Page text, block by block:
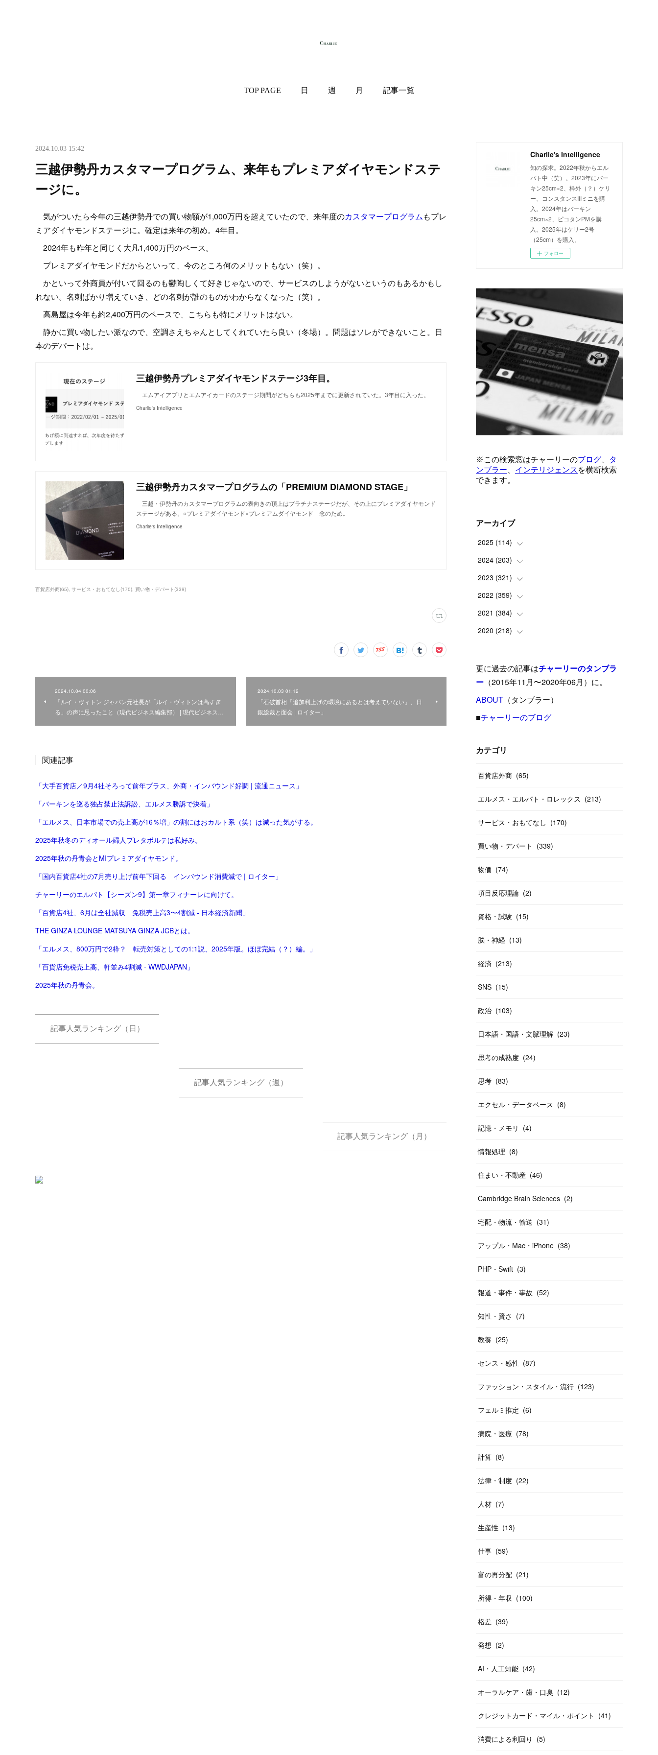
TOP PAGE 日 週 月 記事一覧
2024.10.03 15:42
三越伊勢丹カスタマープログラム、来年もプレミアダイヤモンドステ
ージに。
気がついたら今年の三越伊勢丹での買い物額が1,000万円を超えていたので、来年度のカスタマープログラムもプレ
ミアダイヤモンドステージに。確定は来年の初め。4年目。
2024年も昨年と同じく大凡1,400万円のペース。
プレミアダイヤモンドだからといって、今のところ何のメリットもない（笑）。
かといって外商員が付いて回るのも鬱陶しくて好きじゃないので、サービスのしようがないというのもあるかもし
れない。名刺ばかり増えていき、どの名刺が誰のものかわからなくなった（笑）。
高島屋は今年も約2,400万円のペースで、こちらも特にメリットはない。
静かに買い物したい派なので、空調さえちゃんとしてくれていたら良い（冬場）。問題はソレができないこと。日
本のデパートは。
三越伊勢丹プレミアダイヤモンドステージ3年目。
エムアイアプリとエムアイカードのステージ期間がどちらも2025年までに更新されていた。3年目に入った。
Charlie's Intelligence
三越伊勢丹カスタマープログラムの「PREMIUM DIAMOND STAGE」
三越・伊勢丹のカスタマープログラムの表向きの頂上はプラチナステージだが、その上にプレミアダイヤモンド
ステージがある。○プレミアダイヤモンド×プレミアムダイヤモンド 念のため。
Charlie's Intelligence
百貨店外商(65) サービス・おもてなし(170) 買い物・デパート(339)
2024.10.04 00:06
「ルイ・ヴィトン ジャパン元社長が「ルイ・ヴィトンは高すぎ
る」の声に思ったこと（現代ビジネス編集部） | 現代ビジネス…
2024.10.03 01:12
「石破首相「追加利上げの環境にあるとは考えていない」、日
銀総裁と面会 | ロイター」
関連記事
「大手百貨店／9月4社そろって前年プラス、外商・インバウンド好調 | 流通ニュース」
「バーキンを巡る独占禁止法訴訟、エルメス勝訴で決着」
「エルメス、日本市場での売上高が16％増」の割にはおカルト系（笑）は減った気がする。
2025年秋冬のディオール婦人プレタポルテは私好み。
2025年秋の丹青会とMIプレミアダイヤモンド。
「国内百貨店4社の7月売り上げ前年下回る インバウンド消費減で | ロイター」
チャーリーのエルパト【シーズン9】第一章フィナーレに向けて。
「百貨店4社、6月は全社減収 免税売上高3〜4割減 - 日本経済新聞」
THE GINZA LOUNGE MATSUYA GINZA JCBとは。
「エルメス、800万円で2枠？ 転売対策としての1:1説、2025年版。ほぼ完結（？）編。」
「百貨店免税売上高、軒並み4割減 - WWDJAPAN」
2025年秋の丹青会。
記事人気ランキング（日）
記事人気ランキング（週）
記事人気ランキング（月）
Charlie's Intelligence
知の探求。2022年秋からエル
パト中（笑）。2023年にバー
キン25cm×2、枠外（？）ケリ
ー、コンスタンスIIIミニを購
入。2024年はバーキン
25cm×2、ピコタンPMを購
入。2025年はケリー2号
（25cm）を購入。
フォロー
アーカイブ
2025 (114)
(1)
(8)
(6)
(9)
(5 )
15
(24)
(8 )
17
2024 (203)
(24)
(10)
(18)
(17)
16
(12)
(19 )
(13
( 12
2023 (321)
(25)
(17)
(35)
33 )
(26)
(27 )
(29
(26
2022 (359)
(42)
(37)
(31)
(31)
(31 )
(26
(14
(20
2021 (384)
(9)
(39)
(23)
(40 )
(55
(20
(10
(40
2020 (218)
(24)
(42)
(24 )
(33
(20
更に過去の記事はチャーリーのタンブラ
ー （2015年11月〜2020年06月）に。
ABOUT （タンブラー）
■チャーリーのブログ
カテゴリ
百貨店外商 (65)
エルメス・エルパト・ロレックス (213)
サービス・おもてなし (170)
買い物・デパート (339)
物価 (74)
項目反応理論 (2)
資格・試験 (15)
脳・神経 (13)
経済 (213)
SNS (15)
政治 (103)
日本語・国語・文脈理解 (23)
思考の成熟度 (24)
思考 (83)
エクセル・データベース (8)
記憶・メモリ (4)
情報処理 (8)
住まい・不動産 (46)
Cambridge Brain Sciences (2)
宅配・物流・輸送 (31)
アップル・Mac・iPhone (38)
PHP・Swift (3)
報道・事件・事故 (52)
知性・賢さ (7)
教養 (25)
センス・感性 (87)
ファッション・スタイル・流行 (123)
フェルミ推定 (6)
病院・医療 (78)
計算 (8)
法律・制度 (22)
人材 (7)
生産性 (13)
仕事 (59)
富の再分配 (21)
所得・年収 (100)
格差 (39)
発想 (2)
AI・人工知能 (42)
オーラルケア・歯・口臭 (12)
クレジットカード・マイル・ポイント (41)
消費による利回り (5)